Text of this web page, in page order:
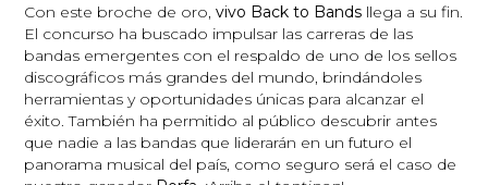
Con este broche de oro,vivo Back to Bands llega a su fin.
El concurso ha buscado impulsar las carreras de las
bandas emergentes con el respaldo de uno de los sellos
discográficos más grandes del mundo, brindándoles
herramientas y oportunidades únicas para alcanzar el
éxito. También ha permitido al público descubrir antes
que nadie a las bandas que liderarán en un futuro el
panorama musical del país, como seguro será el caso de